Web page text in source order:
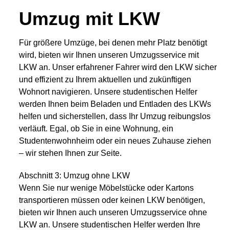
Umzug mit LKW
Für größere Umzüge, bei denen mehr Platz benötigt
wird, bieten wir Ihnen unseren Umzugsservice mit
LKW an. Unser erfahrener Fahrer wird den LKW sicher
und effizient zu Ihrem aktuellen und zukünftigen
Wohnort navigieren. Unsere studentischen Helfer
werden Ihnen beim Beladen und Entladen des LKWs
helfen und sicherstellen, dass Ihr Umzug reibungslos
verläuft. Egal, ob Sie in eine Wohnung, ein
Studentenwohnheim oder ein neues Zuhause ziehen
– wir stehen Ihnen zur Seite.
Abschnitt 3: Umzug ohne LKW
Wenn Sie nur wenige Möbelstücke oder Kartons
transportieren müssen oder keinen LKW benötigen,
bieten wir Ihnen auch unseren Umzugsservice ohne
LKW an. Unsere studentischen Helfer werden Ihre